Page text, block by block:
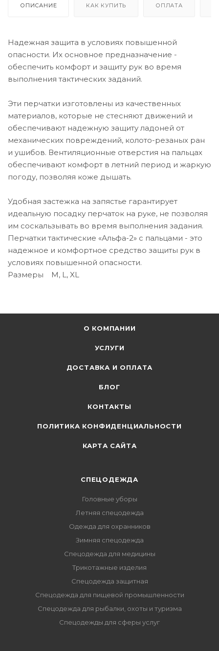
ОПИСАНИЕ КАК КУПИТЬ ОПЛАТА
Надежная защита в условиях повышенной
опасности. Их основное предназначение -
обеспечить комфорт и защиту рук во время
выполнения тактических заданий.
Эти перчатки изготовлены из качественных
материалов, которые не стесняют движений и
обеспечивают надежную защиту ладоней от
механических повреждений, колото-резаных ран
и ушибов. Вентиляционные отверстия на пальцах
обеспечивают комфорт в летний период и жаркую
погоду, позволяя коже дышать.
Удобная застежка на запястье гарантирует
идеальную посадку перчаток на руке, не позволяя
им соскальзывать во время выполнения задания.
Перчатки тактические «Альфа-2» с пальцами - это
надежное и комфортное средство защиты рук в
условиях повышенной опасности.
Размеры M, L, XL
О КОМПАНИИ
УСЛУГИ
ДОСТАВКА И ОПЛАТА
БЛОГ
КОНТАКТЫ
ПОЛИТИКА КОНФИДЕНЦИАЛЬНОСТИ
КАРТА САЙТА
СПЕЦОДЕЖДА
Головные уборы
Летняя спецодежда
Одежда для охранников
Зимняя спецодежда
Спецодежда для медицины
Трикотажные изделия
Спецодежда защитная
Спецодежда для пищевой промышленности
Спецодежда для рыбалки, охоты и туризма
Спецодежды для сферы услуг